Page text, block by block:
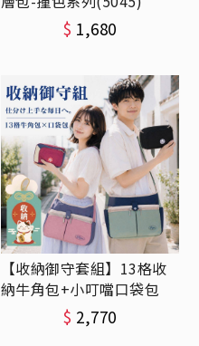
$ 1,680
【收納御守套組】13格收
納牛角包+小叮噹口袋包
$ 2,770